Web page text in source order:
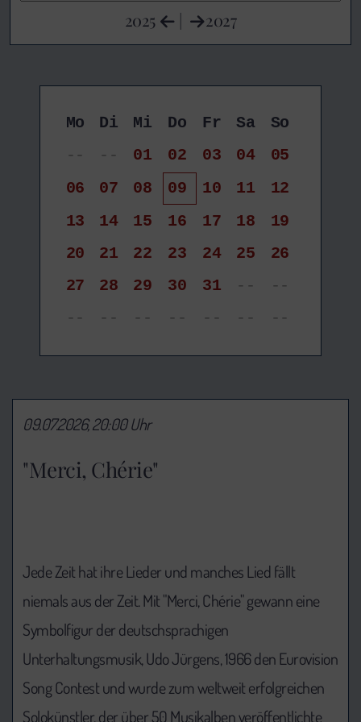
2025 | 2027
Mo Di Mi Do Fr Sa
So
--
-- 01 02 03 04
05
06
07 08 09 10 11
12
13
14 15 16 17 18
19
20
21 22 23 24 25
26
27
28 29 30 31 --
--
--
-- -- -- -- -- --
"Merci, Chérie"
09.07.2026, 20:00 Uhr
Jede Zeit hat ihre Lieder und manches Lied fällt
niemals aus der Zeit. Mit "Merci, Chérie" gewann eine
Symbolfigur der deutschsprachigen
Unterhaltungsmusik, Udo Jürgens, 1966 den Eurovision
Song Contest und wurde zum weltweit erfolgreichen
Solokünstler, der über 50 Musikalben veröffentlichte